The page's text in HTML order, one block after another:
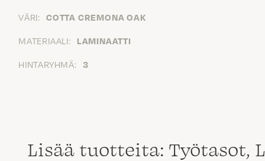
VÄRI: COTTA CREMONA OAK
MATERIAALI: LAMINAATTI
HINTARYHMÄ: 3
Lisää tuotteita: Työtasot,